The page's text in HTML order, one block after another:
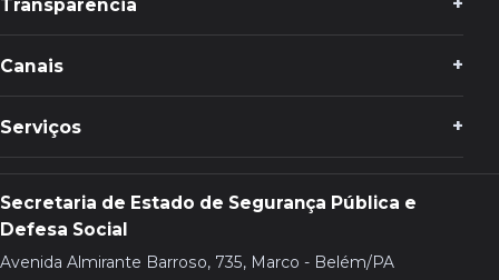
Transparência
Canais
Serviços
Secretaria de Estado de Segurança Pública e
Defesa Social
Avenida Almirante Barroso, 735, Marco - Belém/PA